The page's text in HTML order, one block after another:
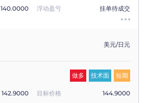
140.0000 浮动盈亏 挂单待成交
美元/日元
做多 技术面 短期
142.9000 目标价格
144.9000